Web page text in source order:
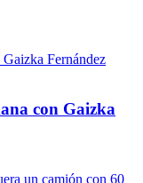
con Gaizka